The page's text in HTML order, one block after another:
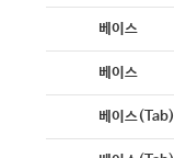
베이스
베이스
베이스(Tab)